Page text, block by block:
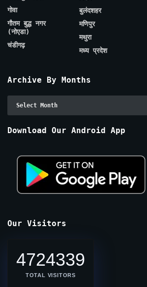
गोवा
गौतम बुद्ध नगर
(नोएडा)
चंडीगढ़
बुलंदशहर
मणिपुर
मथुरा
मध्य प्रदेश
Archive By Months
Download Our Android App
Our Visitors
4724339
TOTAL VISITORS